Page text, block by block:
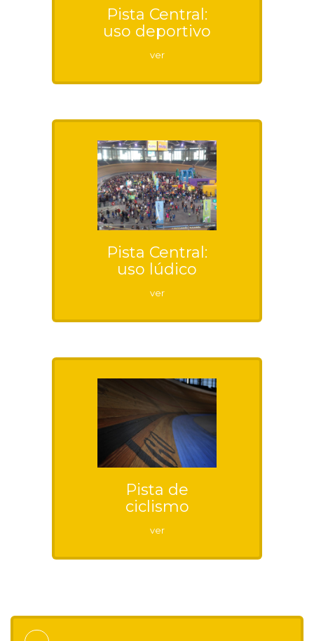
Pista Central:
uso deportivo
ver
Pista Central:
uso lúdico
ver
Pista de
ciclismo
ver